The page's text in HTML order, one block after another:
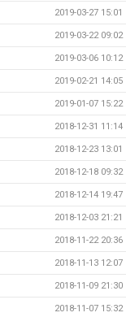
2019-03-27 15:01
2019-03-22 09:02
2019-03-06 10:12
2019-02-21 14:05
2019-01-07 15:22
2018-12-31 11:14
2018-12-23 13:01
2018-12-18 09:32
2018-12-14 19:47
2018-12-03 21:21
2018-11-22 20:36
2018-11-13 12:07
2018-11-09 21:30
2018-11-07 15:32